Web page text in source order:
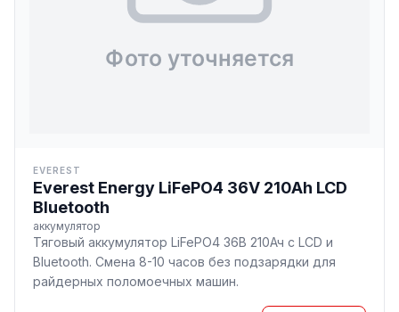
EVEREST
Everest Energy LiFePO4 36V 210Ah LCD
Bluetooth
аккумулятор
Тяговый аккумулятор LiFePO4 36В 210Ач с LCD и
Bluetooth. Смена 8-10 часов без подзарядки для
райдерных поломоечных машин.